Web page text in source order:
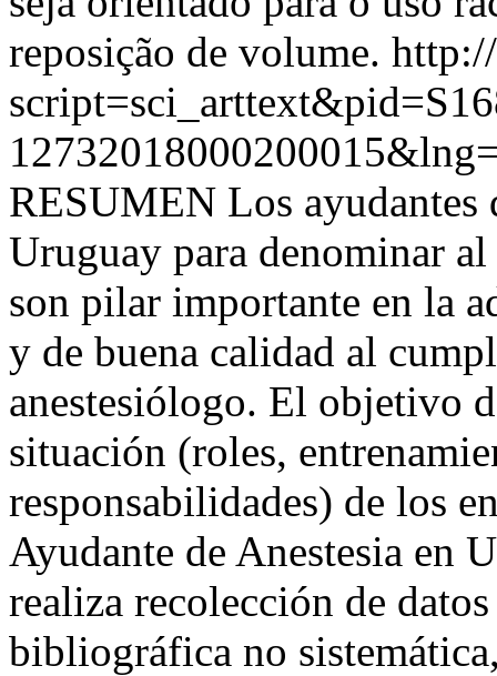
reposição de volume.
RESUMEN Los ayudantes
Uruguay para denominar
son pilar importante en la
y de buena calidad al
anestesiólogo. El objetivo
situación (roles,
responsabilidades) de los
Ayudante de Anestesia en
realiza recolección de
bibliográfica no